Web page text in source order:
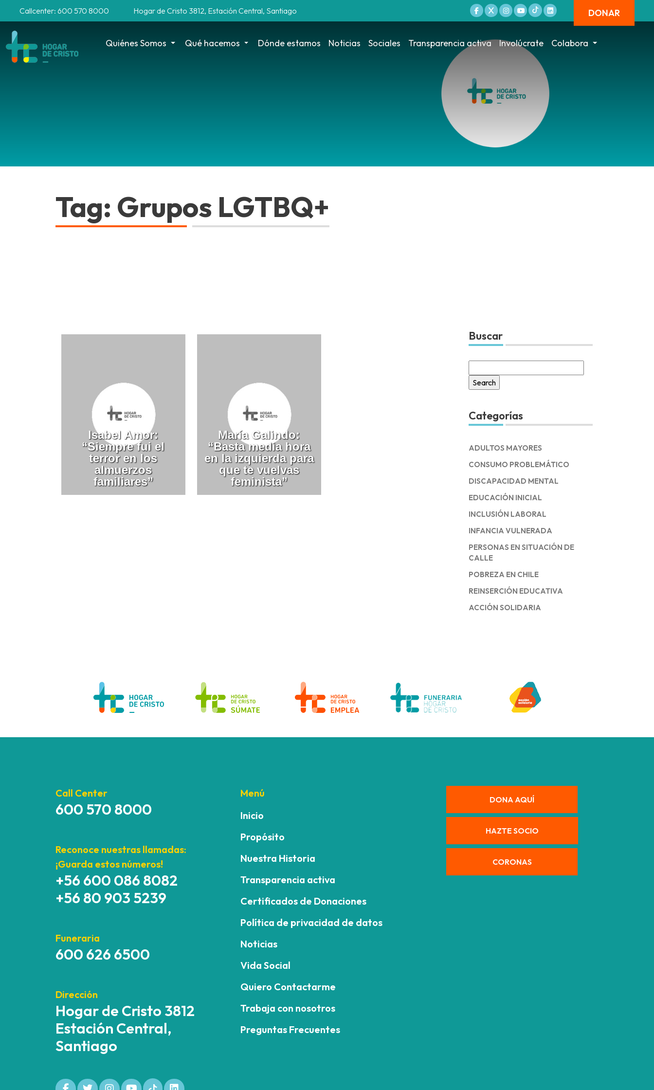
Callcenter: 600 570 8000 Hogar de Cristo 3812, Estación Central, Santiago DONAR
Quiénes Somos Qué hacemos Dónde estamos Noticias Sociales Transparencia activa Involúcrate Colabora
Tag: Grupos LGTBQ+
Isabel Amor:
“Siempre fui el
terror en los
almuerzos
familiares”
María Galindo:
“Basta media hora
en la izquierda para
que te vuelvas
feminista”
Buscar
for:
Categorías
ADULTOS MAYORES
CONSUMO PROBLEMÁTICO
DISCAPACIDAD MENTAL
EDUCACIÓN INICIAL
INCLUSIÓN LABORAL
INFANCIA VULNERADA
PERSONAS EN SITUACIÓN DE
CALLE
POBREZA EN CHILE
REINSERCIÓN EDUCATIVA
ACCIÓN SOLIDARIA
Call Center
600 570 8000
Reconoce nuestras llamadas:
¡Guarda estos números!
+56 600 086 8082
+56 80 903 5239
Funeraria
600 626 6500
Dirección
Hogar de Cristo 3812
Estación Central,
Santiago
Menú
Inicio
Propósito
Nuestra Historia
Transparencia activa
Certificados de Donaciones
Política de privacidad de datos
Noticias
Vida Social
Quiero Contactarme
Trabaja con nosotros
Preguntas Frecuentes
DONA AQUÍ
HAZTE SOCIO
CORONAS